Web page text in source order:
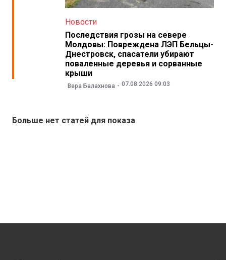
Новости
Последствия грозы на севере
Молдовы: Повреждена ЛЭП Бельцы-
Днестровск, спасатели убирают
поваленные деревья и сорванные
крыши
Вера Балахнова 07.08.2026 09:03
Больше нет статей для показа